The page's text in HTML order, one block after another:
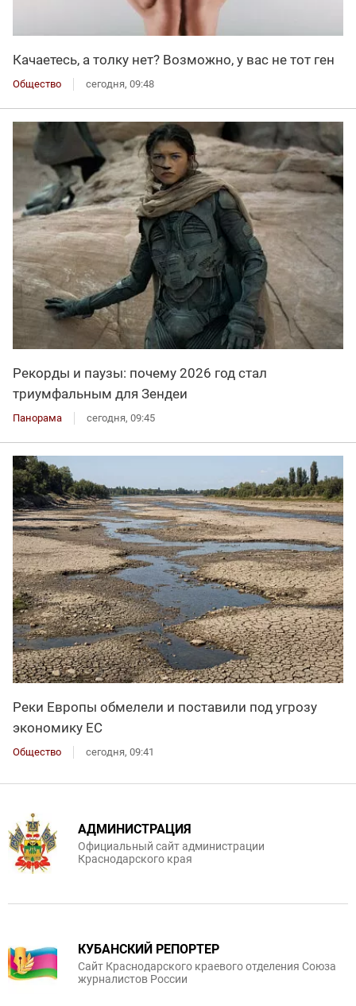
Качаетесь, а толку нет? Возможно, у вас не тот ген
Общество сегодня, 09:48
Рекорды и паузы: почему 2026 год стал
триумфальным для Зендеи
Панорама сегодня, 09:45
Реки Европы обмелели и поставили под угрозу
экономику ЕС
Общество сегодня, 09:41
АДМИНИСТРАЦИЯ
Официальный сайт администрации
Краснодарского края
КУБАНСКИЙ РЕПОРТЕР
Сайт Краснодарского краевого отделения Союза
журналистов России